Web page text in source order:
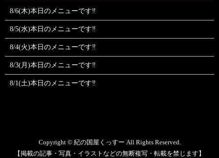
8/6(木)本日のメニューです‼️
8/5(水)本日のメニューです‼️
8/4(火)本日のメニューです‼️
8/3(月)本日のメニューです‼️
8/1(土)本日のメニューです‼️
Copyright © 紀の国屋くっすー All Rights Reserved.
【掲載の記事・写真・イラストなどの無断複写・転載を禁じます】